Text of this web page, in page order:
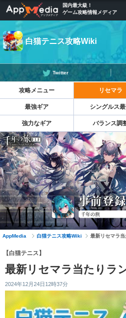
国内最大級！
ゲーム攻略情報メディア
Twitter
白猫テニス攻略Wiki
攻略メニュー リセマラ
最強ギア シングルス
強力なギア バランス調
AppMedia 白猫テニス攻略Wiki 最新リセマラ
【白猫テニス】
最新リセマラ当たりラ
2024年12月24日12時37分